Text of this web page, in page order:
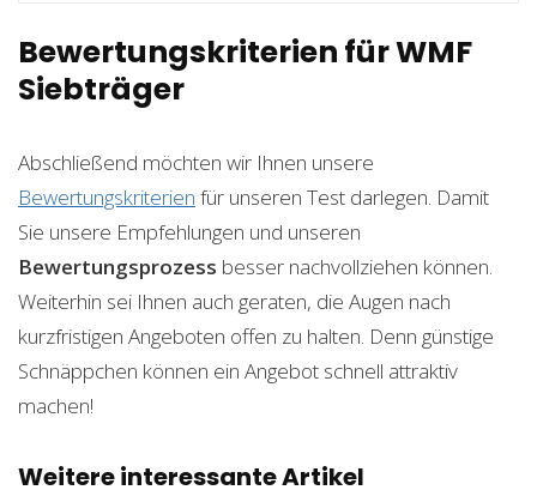
Bewertungskriterien für WMF
Siebträger
Abschließend möchten wir Ihnen unsere
Bewertungskriterien für unseren Test darlegen. Damit
Sie unsere Empfehlungen und unseren
Bewertungsprozess besser nachvollziehen können.
Weiterhin sei Ihnen auch geraten, die Augen nach
kurzfristigen Angeboten offen zu halten. Denn günstige
Schnäppchen können ein Angebot schnell attraktiv
machen!
Weitere interessante Artikel